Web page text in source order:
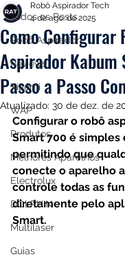
Todos os Posts
Robô Aspirador
Reviews
Xiaomi
WAP
Produtos
Melhores Aparelhos
Electrolux
DOLPHIN
Multilaser
Guias
Como Configurar
Aspirador
Passo a Passo
Robô Aspirador Tech
4 de ago. de 2025
Atualizado: 30 de dez. de
Configurar o robô
Smart 700 é simples
permitindo que
conecte o aparelho
controle todas as
diretamente pelo
Smart.